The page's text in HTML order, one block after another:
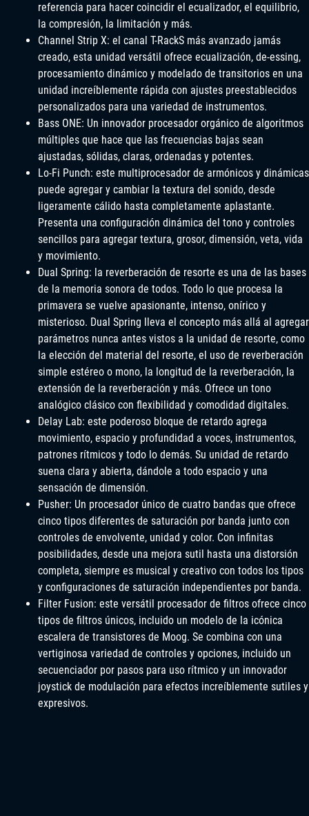
referencia para hacer coincidir el ecualizador, el equilibrio,
la compresión, la limitación y más.
Channel Strip X: el canal T-RackS más avanzado jamás
creado, esta unidad versátil ofrece ecualización, de-essing,
procesamiento dinámico y modelado de transitorios en una
unidad increíblemente rápida con ajustes preestablecidos
personalizados para una variedad de instrumentos.
Bass ONE: Un innovador procesador orgánico de algoritmos
múltiples que hace que las frecuencias bajas sean
ajustadas, sólidas, claras, ordenadas y potentes.
Lo-Fi Punch: este multiprocesador de armónicos y dinámicas
puede agregar y cambiar la textura del sonido, desde
ligeramente cálido hasta completamente aplastante.
Presenta una configuración dinámica del tono y controles
sencillos para agregar textura, grosor, dimensión, veta, vida
y movimiento.
Dual Spring: la reverberación de resorte es una de las bases
de la memoria sonora de todos. Todo lo que procesa la
primavera se vuelve apasionante, intenso, onírico y
misterioso. Dual Spring lleva el concepto más allá al agregar
parámetros nunca antes vistos a la unidad de resorte, como
la elección del material del resorte, el uso de reverberación
simple estéreo o mono, la longitud de la reverberación, la
extensión de la reverberación y más. Ofrece un tono
analógico clásico con flexibilidad y comodidad digitales.
Delay Lab: este poderoso bloque de retardo agrega
movimiento, espacio y profundidad a voces, instrumentos,
patrones rítmicos y todo lo demás. Su unidad de retardo
suena clara y abierta, dándole a todo espacio y una
sensación de dimensión.
Pusher: Un procesador único de cuatro bandas que ofrece
cinco tipos diferentes de saturación por banda junto con
controles de envolvente, unidad y color. Con infinitas
posibilidades, desde una mejora sutil hasta una distorsión
completa, siempre es musical y creativo con todos los tipos
y configuraciones de saturación independientes por banda.
Filter Fusion: este versátil procesador de filtros ofrece cinco
tipos de filtros únicos, incluido un modelo de la icónica
escalera de transistores de Moog. Se combina con una
vertiginosa variedad de controles y opciones, incluido un
secuenciador por pasos para uso rítmico y un innovador
joystick de modulación para efectos increíblemente sutiles y
expresivos.